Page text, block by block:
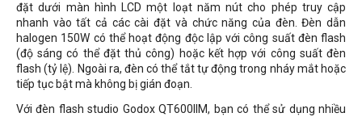
đặt dưới màn hình LCD một loạt năm nút cho phép truy cập
nhanh vào tất cả các cài đặt và chức năng của đèn. Đèn dẫn
halogen 150W có thể hoạt động độc lập với công suất đèn flash
(độ sáng có thể đặt thủ công) hoặc kết hợp với công suất đèn
flash (tỷ lệ). Ngoài ra, đèn có thể tắt tự động trong nháy mắt hoặc
tiếp tục bật mà không bị gián đoạn.
Với đèn flash studio Godox QT600IIM, bạn có thể sử dụng nhiều